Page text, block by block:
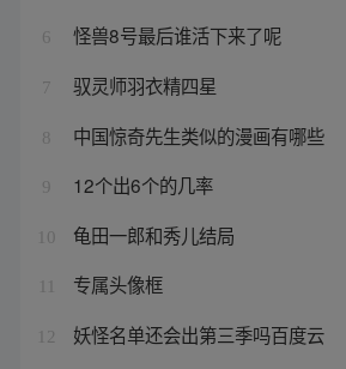
6 怪兽8号最后谁活下来了呢
7 驭灵师羽衣精四星
8 中国惊奇先生类似的漫画有哪些
9 12个出6个的几率
10 龟田一郎和秀儿结局
专属头像框
12 妖怪名单还会出第三季吗百度云